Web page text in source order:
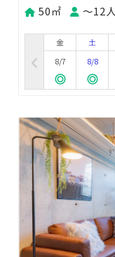
50㎡
〜12人
金
8/7
土
8/8